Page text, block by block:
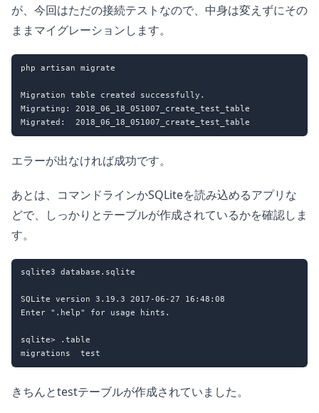
が、今回はただの接続テストなので、中身は変えずにその
ままマイグレーションします。
php artisan migrate
Migration table created successfully.
Migrating: 2018_06_18_051007_create_test_table
エラーが出なければ成功です。
あとは、コマンドラインかSQLiteを読み込めるアプリな
どで、しっかりとテーブルが作成されているかを確認しま
す。
sqlite3 database.sqlite
SQLite version 3.19.3 2017-06-27 16:48:08
Enter ".help" for usage hints.
sqlite> .table
きちんとtestテーブルが作成されていました。